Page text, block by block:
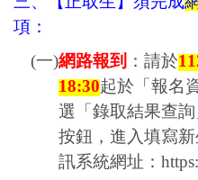
項：
(一)網路報到 ：請於
18:30起於「報名
選「錄取結果查詢
按鈕，進入填寫
訊系統網址：